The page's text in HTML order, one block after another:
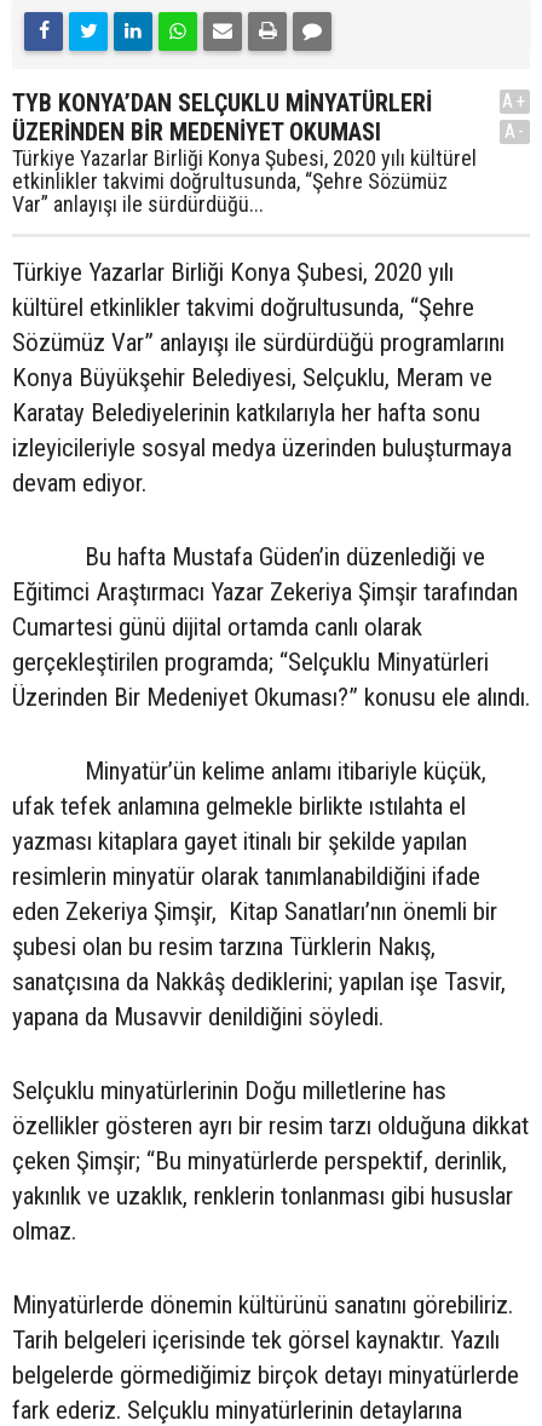
TYB KONYA’DAN SELÇUKLU MİNYATÜRLERİ
ÜZERİNDEN BİR MEDENİYET OKUMASI
Türkiye Yazarlar Birliği Konya Şubesi, 2020 yılı kültürel
etkinlikler takvimi doğrultusunda, “Şehre Sözümüz
Var” anlayışı ile sürdürdüğü...
A+
A-
Türkiye Yazarlar Birliği Konya Şubesi, 2020 yılı
kültürel etkinlikler takvimi doğrultusunda, “Şehre
Sözümüz Var” anlayışı ile sürdürdüğü programlarını
Konya Büyükşehir Belediyesi, Selçuklu, Meram ve
Karatay Belediyelerinin katkılarıyla her hafta sonu
izleyicileriyle sosyal medya üzerinden buluşturmaya
devam ediyor.
Bu hafta Mustafa Güden’in düzenlediği ve
Eğitimci Araştırmacı Yazar Zekeriya Şimşir tarafından
Cumartesi günü dijital ortamda canlı olarak
gerçekleştirilen programda; “Selçuklu Minyatürleri
Üzerinden Bir Medeniyet Okuması?” konusu ele alındı.
Minyatür’ün kelime anlamı itibariyle küçük,
ufak tefek anlamına gelmekle birlikte ıstılahta el
yazması kitaplara gayet itinalı bir şekilde yapılan
resimlerin minyatür olarak tanımlanabildiğini ifade
eden Zekeriya Şimşir, Kitap Sanatları’nın önemli bir
şubesi olan bu resim tarzına Türklerin Nakış,
sanatçısına da Nakkâş dediklerini; yapılan işe Tasvir,
yapana da Musavvir denildiğini söyledi.
Selçuklu minyatürlerinin Doğu milletlerine has
özellikler gösteren ayrı bir resim tarzı olduğuna dikkat
çeken Şimşir; “Bu minyatürlerde perspektif, derinlik,
yakınlık ve uzaklık, renklerin tonlanması gibi hususlar
olmaz.
Minyatürlerde dönemin kültürünü sanatını görebiliriz.
Tarih belgeleri içerisinde tek görsel kaynaktır. Yazılı
belgelerde görmediğimiz birçok detayı minyatürlerde
fark ederiz. Selçuklu minyatürlerinin detaylarına